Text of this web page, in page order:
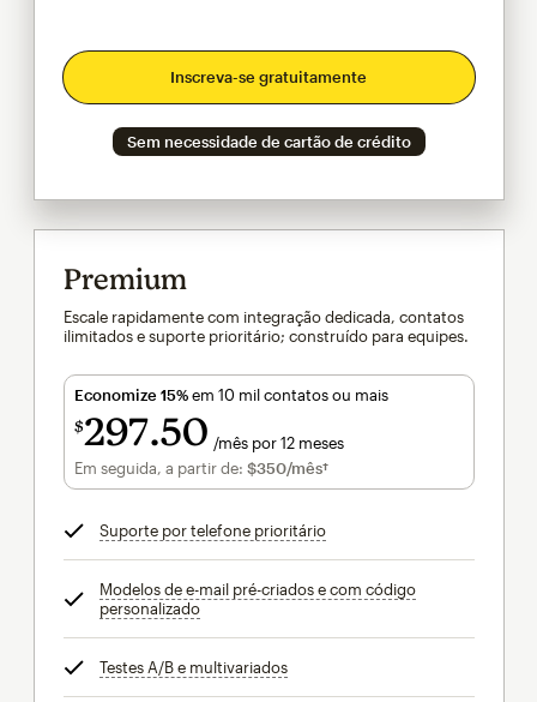
Inscreva-se gratuitamente
Sem necessidade de cartão de crédito
Premium
Escale rapidamente com integração dedicada, contatos
ilimitados e suporte prioritário; construído para equipes.
Economize 15%em 10 mil contatos ou mais
$297 50 /mês por 12 meses
$297.50por mês por 12 meses
Em seguida, a partir de: $350/mês†por mês†
Suporte por telefone prioritáriodica
Modelos de e-mail pré-criados e com código
personalizadodica
Testes A/B e multivariadosdica